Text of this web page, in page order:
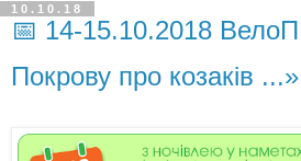
10.10.18
📅 14-15.10.2018
Покрову про козаків